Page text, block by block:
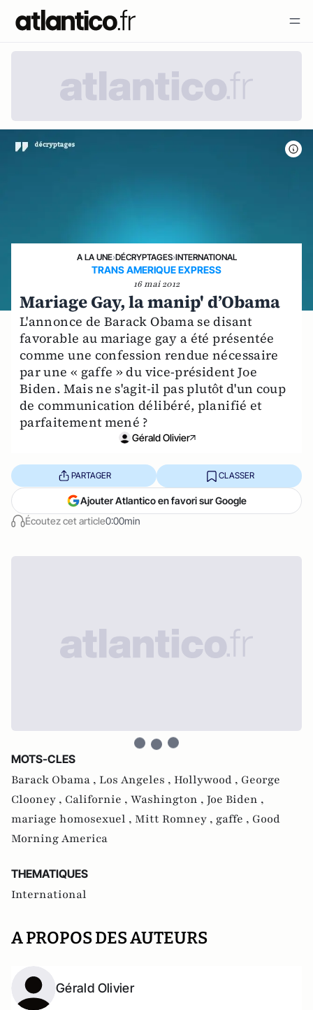
A LA UNE›DÉCRYPTAGES›INTERNATIONAL
TRANS AMERIQUE EXPRESS
16 mai 2012
Mariage Gay, la manip' d’Obama
L'annonce de Barack Obama se disant
favorable au mariage gay a été présentée
comme une confession rendue nécessaire
par une « gaffe » du vice-président Joe
Biden. Mais ne s'agit-il pas plutôt d'un coup
de communication délibéré, planifié et
parfaitement mené ?
Gérald Olivier
Écoutez cet article0:00min
PARTAGER CLASSER
Ajouter Atlantico en favori sur Google
MOTS-CLES
Barack Obama , Los Angeles , Hollywood , George
Clooney , Californie , Washington , Joe Biden ,
mariage homosexuel , Mitt Romney , gaffe , Good
Morning America
THEMATIQUES
International
A PROPOS DES AUTEURS
Gérald Olivier